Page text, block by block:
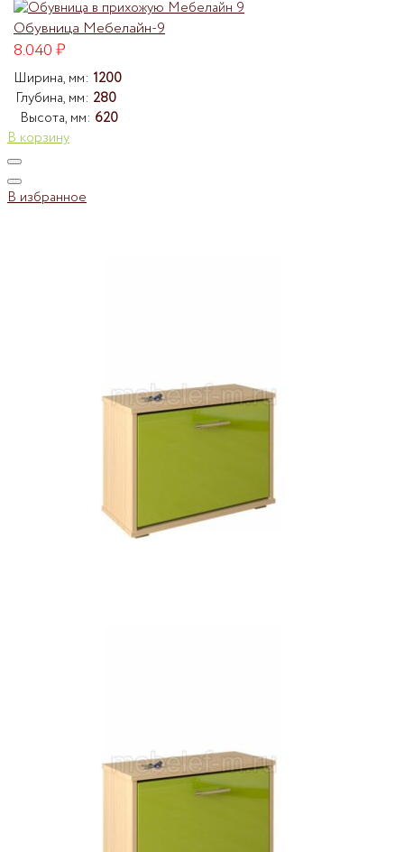
Обувница Мебелайн-9
8.040₽
Ширина, мм: 1200
Глубина, мм: 280
Высота, мм: 620
В корзину
В избранное